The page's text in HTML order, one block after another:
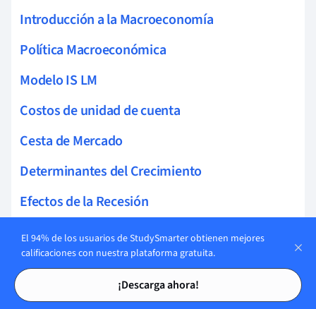
Tarjetas de estudio
Tarjetas de estudio
Introducción a la Macroeconomía
Política Macroeconómica
Modelo IS LM
Costos de unidad de cuenta
Cesta de Mercado
Determinantes del Crecimiento
Efectos de la Recesión
Función de consumo
Mercados Financieros y Instrumentos
Impuestos del Reino Unido
El 94% de los usuarios de StudySmarter obtienen mejores
calificaciones con nuestra plataforma gratuita.
¡Descarga ahora!